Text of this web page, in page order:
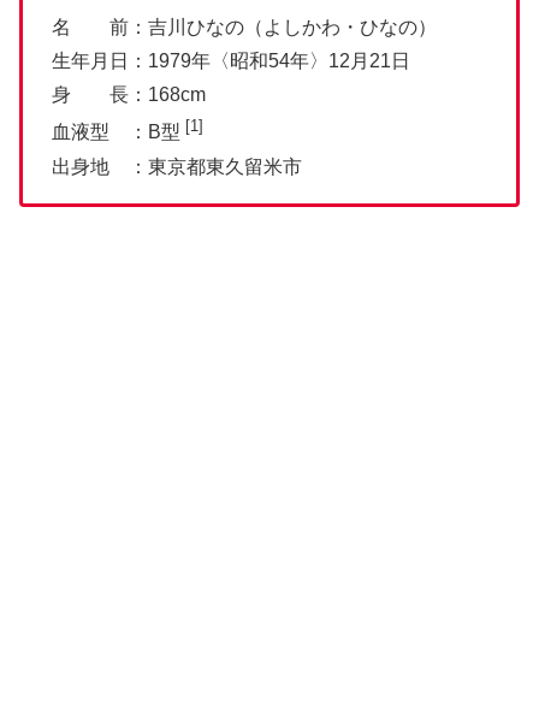
名 前：吉川ひなの（よしかわ・ひなの）
生年月日：1979年〈昭和54年〉12月21日
身 長：168cm
血液型 ：B型 [1]
出身地 ：東京都東久留米市